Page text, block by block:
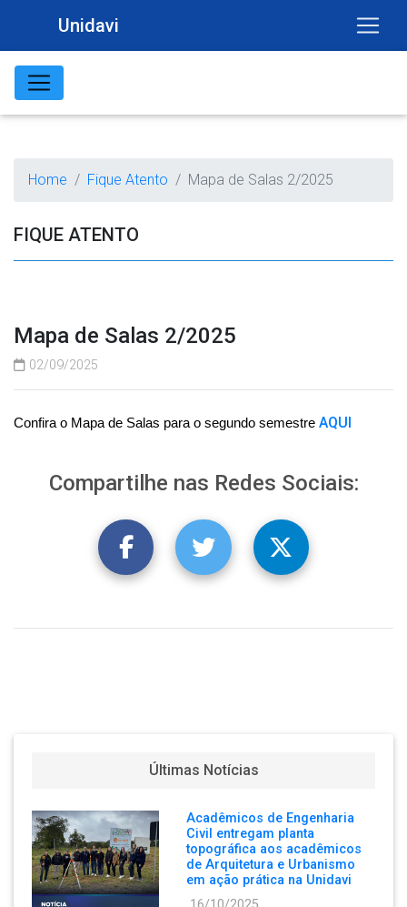
Unidavi
Home Fique Atento Mapa de Salas 2/2025
FIQUE ATENTO
Mapa de Salas 2/2025
02/09/2025
Confira o Mapa de Salas para o segundo semestre AQUI
Compartilhe nas Redes Sociais:
Últimas Notícias
Acadêmicos de Engenharia
Civil entregam planta
topográfica aos acadêmicos
de Arquitetura e Urbanismo
em ação prática na Unidavi